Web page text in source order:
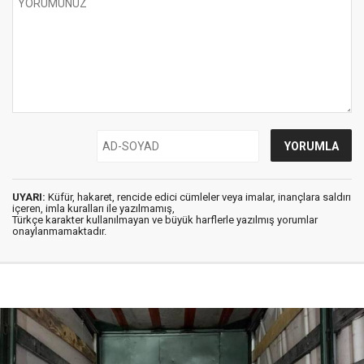
UYARI: Küfür, hakaret, rencide edici cümleler veya imalar, inançlara saldırı
içeren, imla kuralları ile yazılmamış,
Türkçe karakter kullanılmayan ve büyük harflerle yazılmış yorumlar
onaylanmamaktadır.